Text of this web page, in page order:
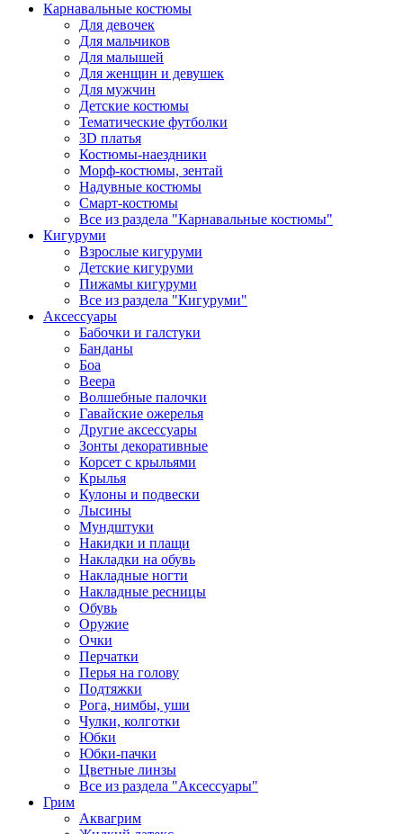
Карнавальные костюмы
Для девочек
Для мальчиков
Для малышей
Для женщин и девушек
Для мужчин
Детские костюмы
Тематические футболки
3D платья
Костюмы-наездники
Морф-костюмы, зентай
Надувные костюмы
Смарт-костюмы
Все из раздела "Карнавальные костюмы"
Кигуруми
Взрослые кигуруми
Детские кигуруми
Пижамы кигуруми
Все из раздела "Кигуруми"
Аксессуары
Бабочки и галстуки
Банданы
Боа
Веера
Волшебные палочки
Гавайские ожерелья
Другие аксессуары
Зонты декоративные
Корсет с крыльями
Крылья
Кулоны и подвески
Лысины
Мундштуки
Накидки и плащи
Накладки на обувь
Накладные ногти
Накладные ресницы
Обувь
Оружие
Очки
Перчатки
Перья на голову
Подтяжки
Рога, нимбы, уши
Чулки, колготки
Юбки
Юбки-пачки
Цветные линзы
Все из раздела "Аксессуары"
Грим
Аквагрим